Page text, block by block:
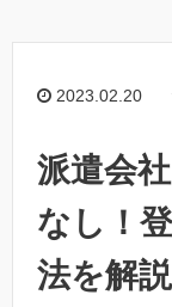
2023.02.20
派遣会
なし！
法を解説